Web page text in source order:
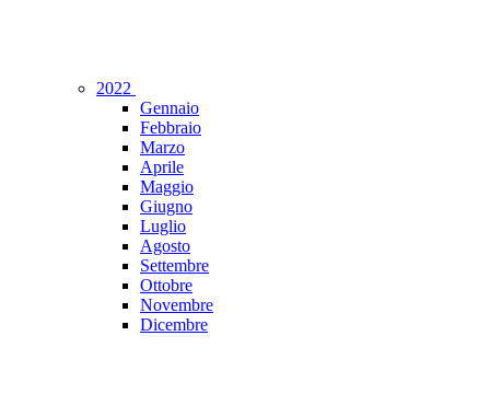
2022
Gennaio
Febbraio
Marzo
Aprile
Maggio
Giugno
Luglio
Agosto
Settembre
Ottobre
Novembre
Dicembre